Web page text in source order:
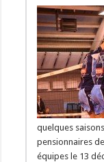
quelques
pensionnaires
équipes le 13